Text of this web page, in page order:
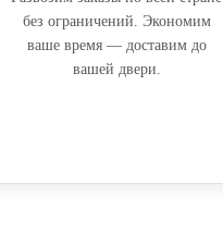
без ограничений. Экономим
ваше время — доставим до
вашей двери.